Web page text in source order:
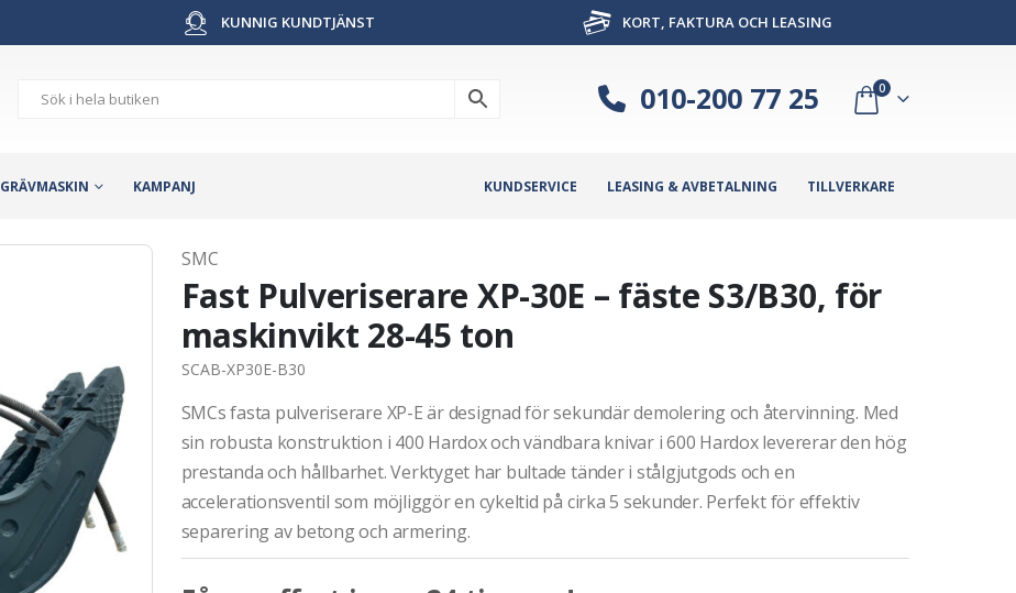
KUNNIG KUNDTJÄNST KORT, FAKTURA OCH LEASING
010-200 77 25 0
GRÄVMASKIN KAMPANJ KUNDSERVICE LEASING & AVBETALNING TILLVERKARE
SMC
Fast Pulveriserare XP-30E – fäste S3/B30, för
maskinvikt 28-45 ton
SCAB-XP30E-B30
SMCs fasta pulveriserare XP-E är designad för sekundär demolering och återvinning. Med
sin robusta konstruktion i 400 Hardox och vändbara knivar i 600 Hardox levererar den hög
prestanda och hållbarhet. Verktyget har bultade tänder i stålgjutgods och en
accelerationsventil som möjliggör en cykeltid på cirka 5 sekunder. Perfekt för effektiv
separering av betong och armering.